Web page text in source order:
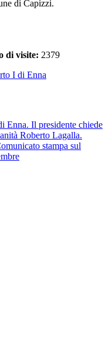
di Capizzi.
di visite: 2379
I di Enna
Enna. Il presidente chiede
Roberto Lagalla.
stampa sul